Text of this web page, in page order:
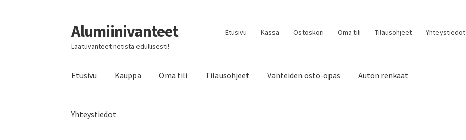
Siirry
navigointiin
Siirry
sisältöön
Alumiinivanteet
Laatuvanteet netistä edullisesti!
Etusivu Kassa Ostoskori Oma tili Tilausohjeet Yhteystiedot
Etusivu Kauppa Oma tili Tilausohjeet Vanteiden osto-opas Auton renkaat
Yhteystiedot